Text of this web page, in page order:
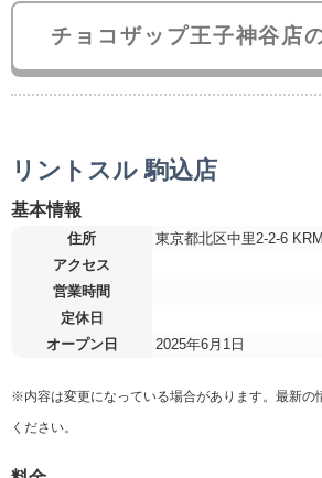
チョコザップ王子神谷店
リントスル 駒込店
基本情報
住所
東京都北区中里2-2-6
アクセス
営業時間
定休日
オープン日
2025年6月1日
※内容は変更になっている場合があります。最新の
ください。